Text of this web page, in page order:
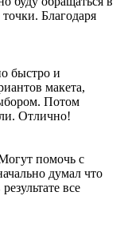
Благодаря
быстро и
макета,
Потом
Отлично!
помочь с
думал что
все